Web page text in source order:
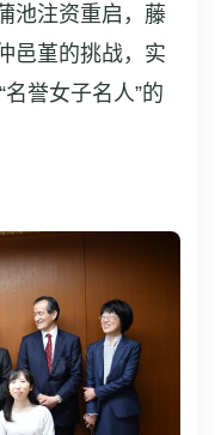
池注资重启，藤
邑堇的挑战，实
誉女子名人”的